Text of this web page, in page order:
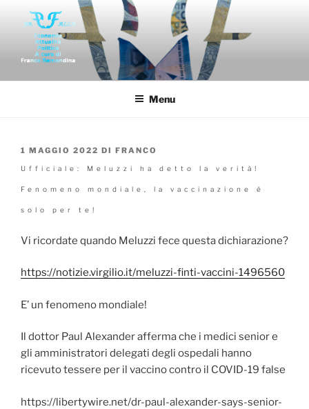
contenuto
FAR-FALLA
Economia politica attualità di franco remondina
Menu
PUBBLICATO
1 MAGGIO 2022 DI FRANCO
Ufficiale: Meluzzi ha detto la verità!
Fenomeno mondiale, la vaccinazione è
solo per te!
Vi ricordate quando Meluzzi fece questa dichiarazione?
https://notizie.virgilio.it/meluzzi-finti-vaccini-1496560
E’ un fenomeno mondiale!
Il dottor Paul Alexander afferma che i medici senior e
gli amministratori delegati degli ospedali hanno
ricevuto tessere per il vaccino contro il COVID-19 false
https://libertywire.net/dr-paul-alexander-says-senior-